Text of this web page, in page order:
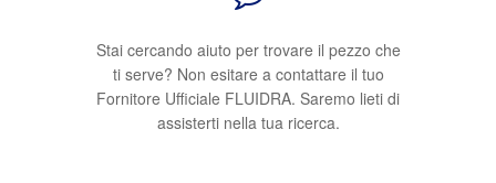
Stai cercando aiuto per trovare il pezzo che
ti serve? Non esitare a contattare il tuo
Fornitore Ufficiale FLUIDRA. Saremo lieti di
assisterti nella tua ricerca.